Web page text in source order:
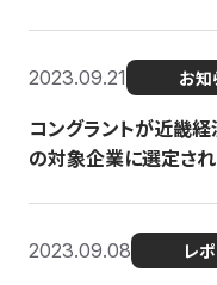
2023.09.21 お知
コングラントが近畿
の対象企業に選定さ
2023.09.08 レ